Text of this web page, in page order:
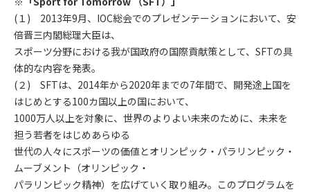
(１) 2013年9月、IOC総会でのプレゼンテーションにおいて、安
倍晋三内閣総理大臣は、
スポーツ分野における我が国政府の国際貢献策として、SFTの具
体的な内容を発表。
(２) SFTは、2014年から2020年までの7年間で、開発途上国を
はじめとする100カ国以上の国において、
1000万人以上を対象に、世界のよりよい未来のために、未来を
担う若者をはじめあらゆる
世代の人々にスポーツの価値とオリンピック・パラリンピック・
ムーブメント（オリンピック・
パラリンピック精神）を広げていく取り組み。このプログラムを